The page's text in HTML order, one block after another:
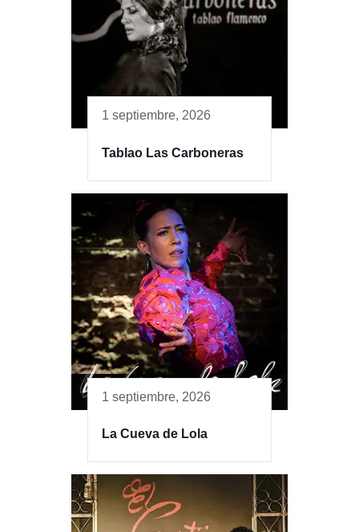
1 septiembre, 2026
Tablao Las Carboneras
1 septiembre, 2026
La Cueva de Lola